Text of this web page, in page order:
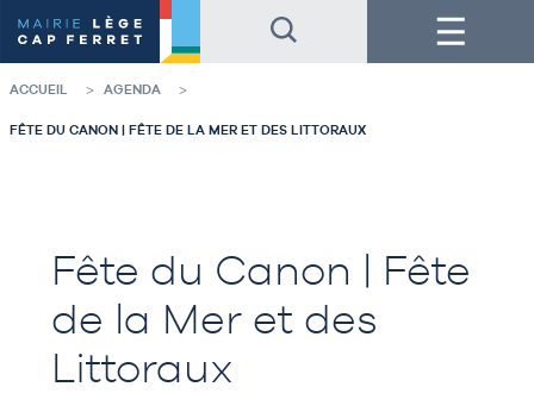
au
contenu
de
la
au
pied
de
page
Menu
ACCUEIL AGENDA
FÊTE DU CANON | FÊTE DE LA MER ET DES LITTORAUX
Fête du Canon | Fête
de la Mer et des
Littoraux